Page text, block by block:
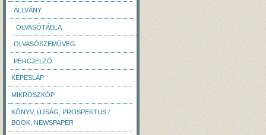
ÁLLVÁNY
OLVASÓTÁBLA
OLVASÓSZEMÜVEG
PERCJELZŐ
KÉPESLAP
MIKROSZKÓP
KÖNYV, ÚJSÁG, PROSPEKTUS /
BOOK, NEWSPAPER